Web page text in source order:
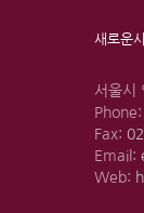
새로운
서울시
Phone:
Fax:
Email:
Web: